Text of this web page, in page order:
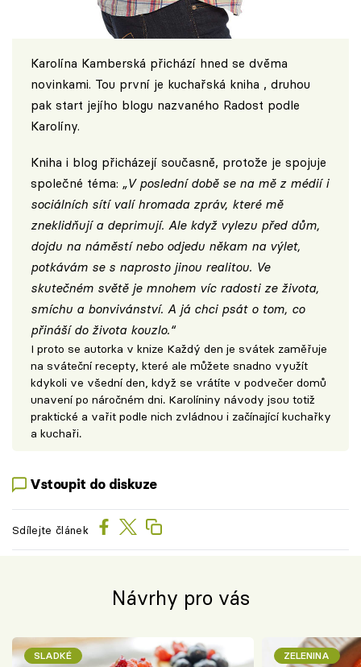
Karolína Kamberská přichází hned se dvěma
novinkami. Tou první je kuchařská kniha , druhou
pak start jejího blogu nazvaného Radost podle
Karolíny.
Kniha i blog přicházejí současně, protože je spojuje
společné téma: „V poslední době se na mě z médií i
sociálních sítí valí hromada zpráv, které mě
zneklidňují a deprimují. Ale když vylezu před dům,
dojdu na náměstí nebo odjedu někam na výlet,
potkávám se s naprosto jinou realitou. Ve
skutečném světě je mnohem víc radosti ze života,
smíchu a bonvivánství. A já chci psát o tom, co
přináší do života kouzlo.“
I proto se autorka v knize Každý den je svátek zaměřuje
na sváteční recepty, které ale můžete snadno využít
kdykoli ve všední den, když se vrátíte v podvečer domů
unavení po náročném dni. Karolíniny návody jsou totiž
praktické a vařit podle nich zvládnou i začínající kuchařky
a kuchaři.
Vstoupit do diskuze
Sdílejte článek
Návrhy pro vás
SLADKÉ ZELENINA